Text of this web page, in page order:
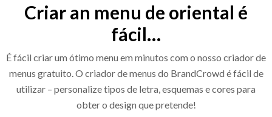
Criar an menu de oriental é
fácil…
É fácil criar um ótimo menu em minutos com o nosso criador de
menus gratuito. O criador de menus do BrandCrowd é fácil de
utilizar – personalize tipos de letra, esquemas e cores para
obter o design que pretende!